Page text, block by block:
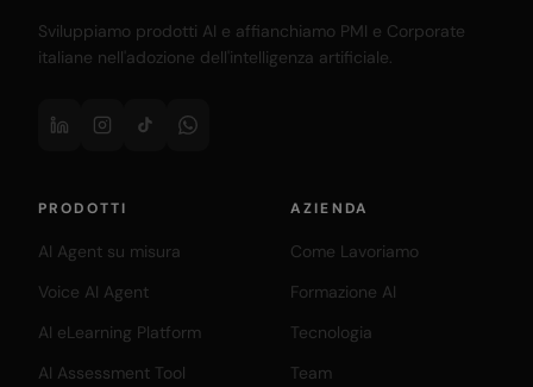
Sviluppiamo prodotti AI e affianchiamo PMI e Corporate
italiane nell'adozione dell'intelligenza artificiale.
PRODOTTI
AI Agent su misura
Voice AI Agent
AI eLearning Platform
AI Assessment Tool
AZIENDA
Come Lavoriamo
Formazione AI
Tecnologia
Team